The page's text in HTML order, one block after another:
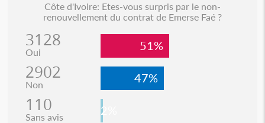
Côte d'Ivoire: Etes-vous surpris par le non-
renouvellement du contrat de Emerse Faé ?
3128
Oui 51%
2902
Non 47%
110
Sans avis 2%